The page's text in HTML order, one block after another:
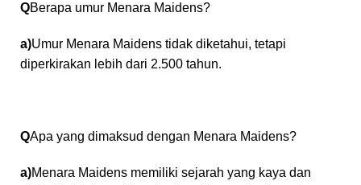
QBerapa umur Menara Maidens?
a)Umur Menara Maidens tidak diketahui, tetapi
diperkirakan lebih dari 2.500 tahun.
QApa yang dimaksud dengan Menara Maidens?
a)Menara Maidens memiliki sejarah yang kaya dan